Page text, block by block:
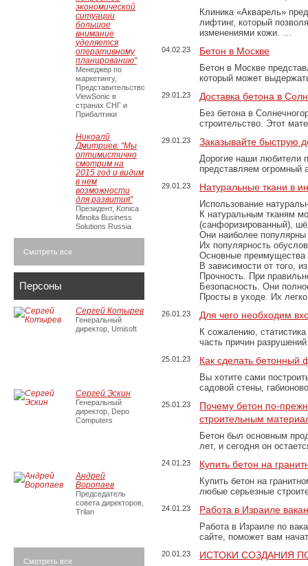
Клиника «Акварель»
лифтинг, который
изменениями кожи. …
04.02.23 Бетон в Москве
Бетон в Москве
который может
29.01.23 Доставка бетона в
Без бетона в
строительство. Этот
29.01.23 Заказывайте быструю
Дорогие наши любители
представляем огромный
29.01.23 Натуральные ткани в
Использование
К натуральным тканям
(санфоризированный),
Они наиболее популярны
Их популярность
Основные преимущества
В зависимости от того,
Прочность. При
Безопасность. Они
Просты в уходе. Их
26.01.23 Для чего необходим
К сожалению,
часть причин
25.01.23 Как сделать бетонный
Вы хотите сами
садовой стены,
25.01.23
Почему бетон по-
строительным
Бетон был основным
лет, и сегодня он
24.01.23 Купить бетон на
Купить бетон на
любые серьезные
24.01.23 Работа в Израиле
Работа в Израиле по
сайте, поможет вам
20.01.23 ИСТОКИ СОЗДАНИЯ
экономической
ситуации
большое
внимание
уделяется
оперативному
планированию"
Менеджер по
маркетингу,
Представительство
ViewSonic в
странах СНГ и
Прибалтики
Никоалй
Дмитриев: "Мы
оптимистично
смотрим на
2015 год и видим
в нем
возможности
для развития"
Президент, Konica
Minolta Business
Solutions Russia
Смотреть все
Персоны
Сергей Котырев
Генеральный
директор, Umisoft
Сергей Эскин
Генеральный
директор, Depo
Computers
Андрей
Воропаев
Председатель
совета директоров,
Trilan
Смотреть все